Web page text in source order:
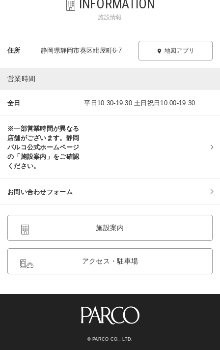
INFORMATION
施設情報
住所 静岡県静岡市葵区紺屋町6-7 地図アプリ
営業時間
全日 平日10:30-19:30 土日祝日10:00-19:30
※一部営業時間が異なる
店舗がございます。静岡
パルコ公式ホームページ
の「施設案内」をご確認
ください。
お問い合わせフォーム
施設案内
アクセス・駐車場
© PARCO CO., LTD.